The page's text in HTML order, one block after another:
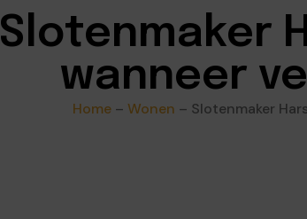
Slotenmaker
wanneer
Home– Wonen – Slotenmaker